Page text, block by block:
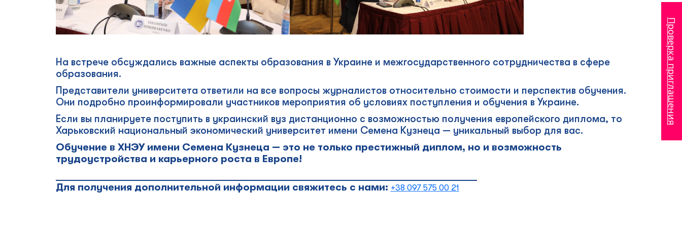
На встрече обсуждались важные аспекты образования в Украине и межгосударственного сотрудничества в сфере
образования.
Представители университета ответили на все вопросы журналистов относительно стоимости и перспектив обучения.
Они подробно проинформировали участников мероприятия об условиях поступления и обучения в Украине.
Если вы планируете поступить в украинский вуз дистанционно с возможностью получения европейского диплома, то
Харьковский национальный экономический университет имени Семена Кузнеца — уникальный выбор для вас.
Обучение в ХНЭУ имени Семена Кузнеца — это не только престижный диплом, но и возможность
трудоустройства и карьерного роста в Европе!
Для получения дополнительной информации свяжитесь с нами: +38 097 575 00 21
Проверка приглашения